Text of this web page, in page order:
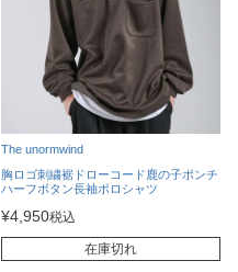
The unormwind
胸ロゴ刺繍裾ドローコード鹿の子ポンチ
ハーフボタン長袖ポロシャツ
¥4,950税込
在庫切れ